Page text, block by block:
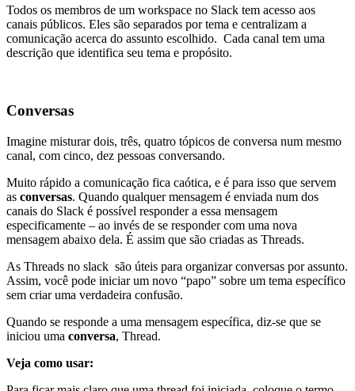
Todos os membros de um workspace no Slack tem acesso aos
canais públicos. Eles são separados por tema e centralizam a
comunicação acerca do assunto escolhido. Cada canal tem uma
descrição que identifica seu tema e propósito.
Conversas
Imagine misturar dois, três, quatro tópicos de conversa num mesmo
canal, com cinco, dez pessoas conversando.
Muito rápido a comunicação fica caótica, e é para isso que servem
as conversas. Quando qualquer mensagem é enviada num dos
canais do Slack é possível responder a essa mensagem
especificamente – ao invés de se responder com uma nova
mensagem abaixo dela. É assim que são criadas as Threads.
As Threads no slack são úteis para organizar conversas por assunto.
Assim, você pode iniciar um novo “papo” sobre um tema específico
sem criar uma verdadeira confusão.
Quando se responde a uma mensagem específica, diz-se que se
iniciou uma conversa, Thread.
Veja como usar: